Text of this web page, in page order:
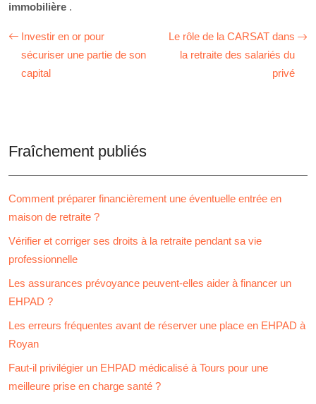
immobilière .
Investir en or pour
sécuriser une partie de son
capital
Le rôle de la CARSAT dans
la retraite des salariés du
privé
Fraîchement publiés
Comment préparer financièrement une éventuelle entrée en
maison de retraite ?
Vérifier et corriger ses droits à la retraite pendant sa vie
professionnelle
Les assurances prévoyance peuvent-elles aider à financer un
EHPAD ?
Les erreurs fréquentes avant de réserver une place en EHPAD à
Royan
Faut-il privilégier un EHPAD médicalisé à Tours pour une
meilleure prise en charge santé ?